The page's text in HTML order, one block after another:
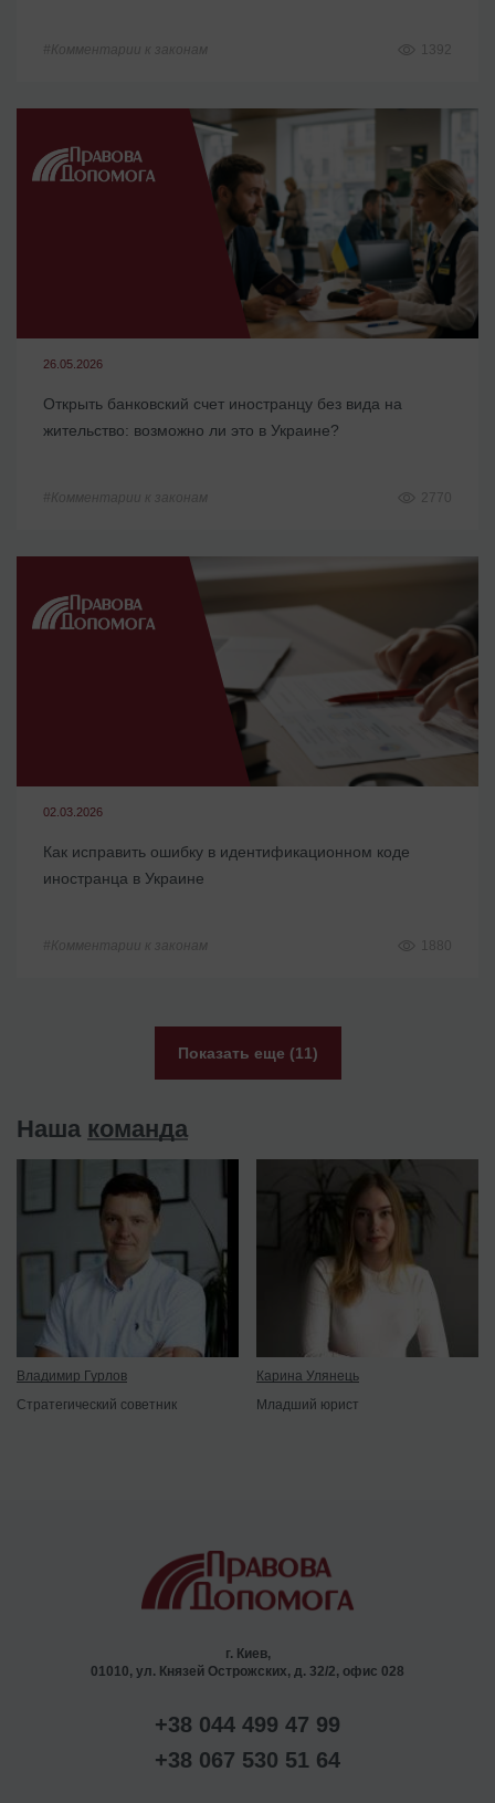
#Комментарии к законам 1392
26.05.2026
Открыть банковский счет иностранцу без вида на
жительство: возможно ли это в Украине?
#Комментарии к законам 2770
02.03.2026
Как исправить ошибку в идентификационном коде
иностранца в Украине
#Комментарии к законам
Показать еще (11)
Наша команда
Владимир Гурлов
Стратегический советник
Карина Улянець
Младший юрист
г. Киев,
01010, ул. Князей Острожских, д. 32/2, офис 028
+38 044 499 47 99
+38 067 530 51 64